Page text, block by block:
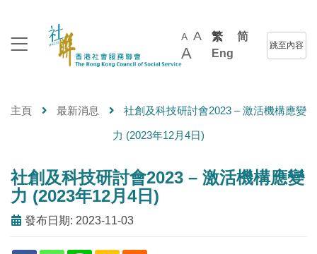
A A
A
繁
简
Eng
跳至內容
主頁 最新消息 社創及科技研討會2023 – 激活機構應變
力 (2023年12月4日)
社創及科技研討會2023 – 激活機構應變
力 (2023年12月4日)
發布日期: 2023-11-03